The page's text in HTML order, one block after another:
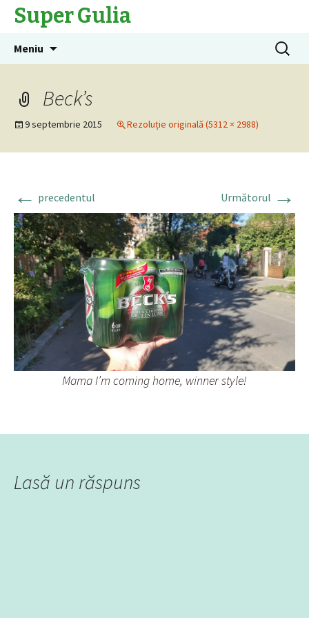
Super Gulia
Meniu
Caută
după:
Beck’s
9 septembrie 2015 Rezoluție originală (5312 × 2988)
← precedentul Următorul →
Mama I’m coming home, winner style!
Lasă un răspuns